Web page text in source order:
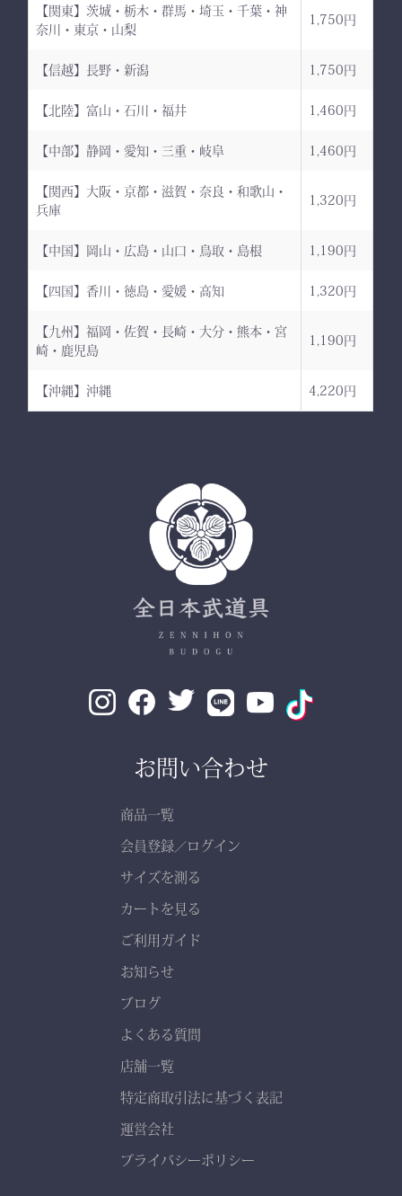
【関東】茨城・栃木・群馬・埼玉・千葉・神
奈川・東京・山梨
1,750円
【信越】長野・新潟 1,750円
【北陸】富山・石川・福井 1,460円
【中部】静岡・愛知・三重・岐阜 1,460円
【関西】大阪・京都・滋賀・奈良・和歌山・
兵庫
1,320円
【中国】岡山・広島・山口・鳥取・島根 1,190円
【四国】香川・徳島・愛媛・高知 1,320円
【九州】福岡・佐賀・長崎・大分・熊本・宮
崎・鹿児島
1,190円
【沖縄】沖縄 4,220円
商品一覧
会員登録／ログイン
サイズを測る
カートを見る
ご利用ガイド
お知らせ
ブログ
よくある質問
店舗一覧
特定商取引法に基づく表記
運営会社
プライバシーポリシー
お問い合わせ